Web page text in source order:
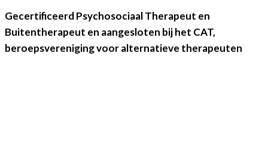
Gecertificeerd Psychosociaal Therapeut en
Buitentherapeut en aangesloten bij het CAT,
beroepsvereniging voor alternatieve therapeuten